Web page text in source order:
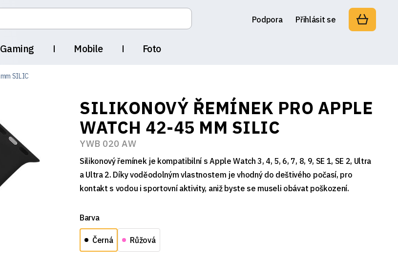
Gaming Mobile Foto
Podpora Přihlásit se
SILIC
SILIKONOVÝ ŘEMÍNEK PRO APPLE
WATCH 42-45 MM SILIC
YWB 020 AW
Silikonový řemínek je kompatibilní s Apple Watch 3, 4, 5, 6, 7, 8, 9, SE 1, SE 2, Ultra
a Ultra 2. Díky voděodolným vlastnostem je vhodný do deštivého počasí, pro
kontakt s vodou i sportovní aktivity, aniž byste se museli obávat poškození.
Barva
Černá Růžová